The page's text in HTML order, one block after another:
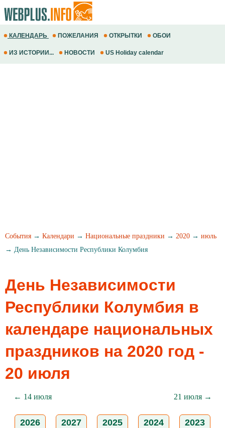
КАЛЕНДАРЬ ПОЖЕЛАНИЯ ОТКРЫТКИ ОБОИ
ИЗ ИСТОРИИ... НОВОСТИ US Holiday calendar
События → Календари → Национальные праздники → 2020 → июль
→ День Независимости Республики Колумбия
День Независимости
Республики Колумбия в
календаре национальных
праздников на 2020 год -
20 июля
← 14 июля 21 июля →
2026 2027 2025 2024 2023